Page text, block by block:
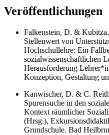
Veröffentlichungen
Falkenstein, D. &
Stellenwert von
Hochschullehre: Ein
sozialwissenschaftlichen
Herausforderung
Konzeption, Gestaltung
Kanwischer, D. & C.
Spurensuche in den
Kontext räumlicher
(Hrsg.),
Grundschule. Bad